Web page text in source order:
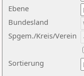
Ebene
Sortierung
Bundesland
Spgem./Kreis/Verein